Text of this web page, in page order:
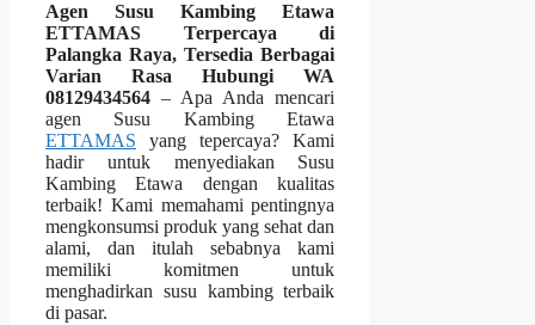
Agen Susu Kambing Etawa
ETTAMAS Terpercaya di
Palangka Raya, Tersedia Berbagai
Varian Rasa Hubungi WA
08129434564 – Apa Anda mencari
agen Susu Kambing Etawa
ETTAMAS yang tepercaya? Kami
hadir untuk menyediakan Susu
Kambing Etawa dengan kualitas
terbaik! Kami memahami pentingnya
mengkonsumsi produk yang sehat dan
alami, dan itulah sebabnya kami
memiliki komitmen untuk
menghadirkan susu kambing terbaik
di pasar.